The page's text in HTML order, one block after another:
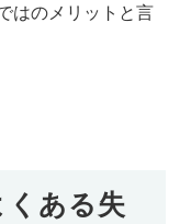
はのメリットと言
くある失